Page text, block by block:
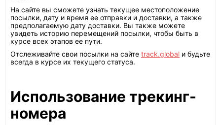
На сайте вы сможете узнать текущее местоположение
посылки, дату и время ее отправки и доставки, а также
предполагаемую дату доставки. Вы также можете
увидеть историю перемещений посылки, чтобы быть в
курсе всех этапов ее пути.
Отслеживайте свои посылки на сайте track.global и будьте
всегда в курсе их текущего статуса.
Использование трекинг-
номера